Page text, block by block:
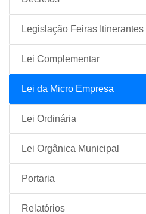
Legislação Feiras Itinerantes
Lei Complementar
Lei da Micro Empresa
Lei Ordinária
Lei Orgânica Municipal
Portaria
Relatórios